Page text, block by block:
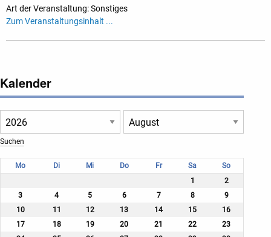
Art der Veranstaltung: Sonstiges
Zum Veranstaltungsinhalt ...
Kalender
Mo Di Mi Do Fr Sa
So
1
2
3
4 5 6 7 8
9
10
11 12 13 14 15
16
17
18 19 20 21 22
23